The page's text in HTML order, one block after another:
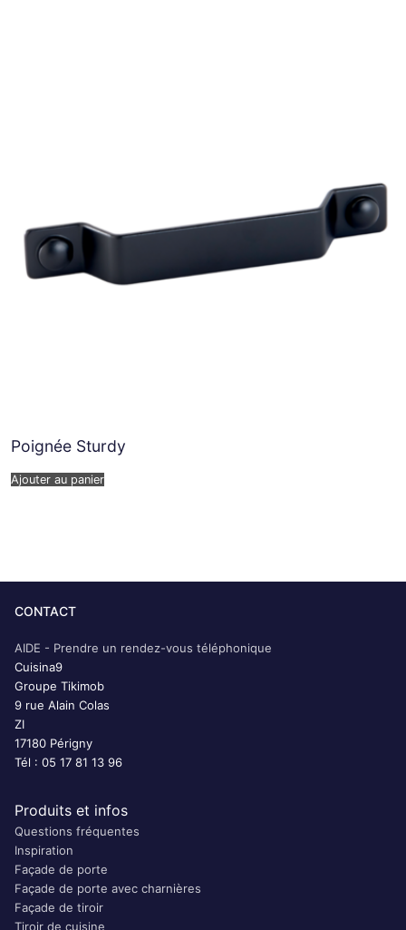
Poignée Sturdy
Ajouter au panier
CONTACT
AIDE - Prendre un rendez-vous téléphonique
Cuisina9
Groupe Tikimob
9 rue Alain Colas
ZI
17180 Périgny
Tél : 05 17 81 13 96
Produits et infos
Questions fréquentes
Inspiration
Façade de porte
Façade de porte avec charnières
Façade de tiroir
Tiroir de cuisine